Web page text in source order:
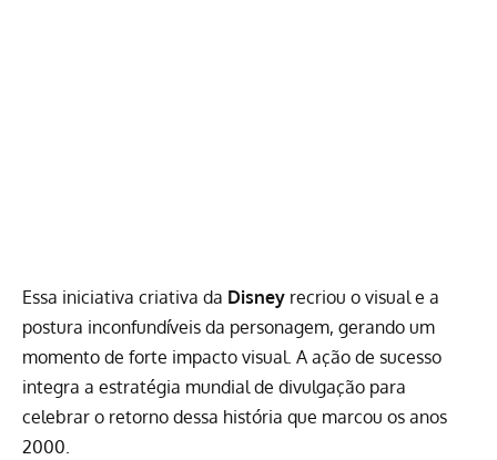
Essa iniciativa criativa da Disney recriou o visual e a
postura inconfundíveis da personagem, gerando um
momento de forte impacto visual. A ação de sucesso
integra a estratégia mundial de divulgação para
celebrar o retorno dessa história que marcou os anos
2000.